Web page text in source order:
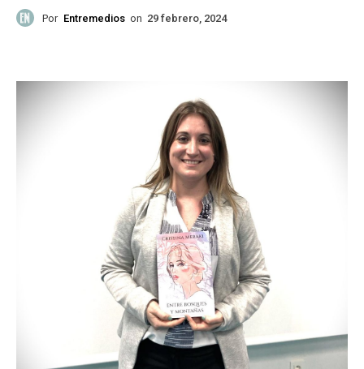
Por Entremedios on 29 febrero, 2024